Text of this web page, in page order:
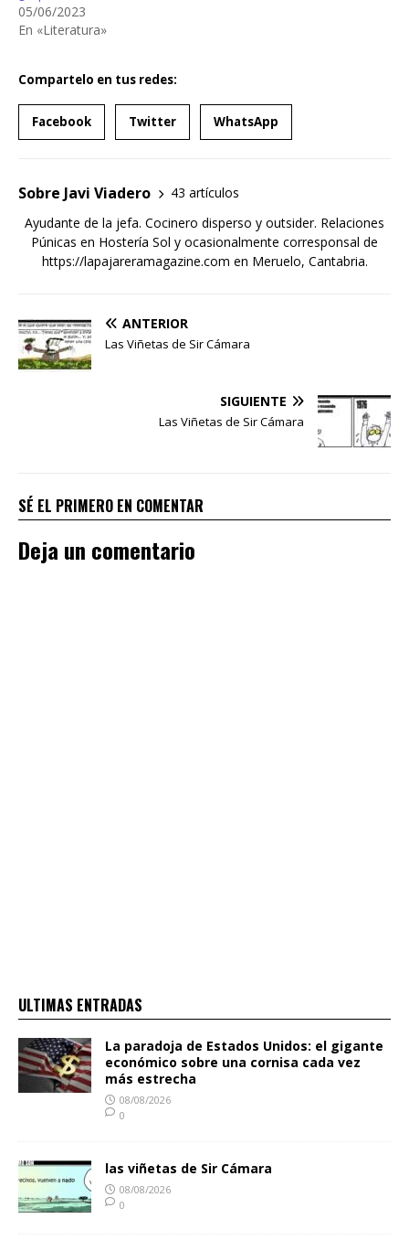
05/06/2023
En «Literatura»
Compartelo en tus redes:
Facebook Twitter WhatsApp
Sobre Javi Viadero
43 artículos
Ayudante de la jefa. Cocinero disperso y outsider. Relaciones
Púnicas en Hostería Sol y ocasionalmente corresponsal de
https://lapajareramagazine.com en Meruelo, Cantabria.
ANTERIOR
Las Viñetas de Sir Cámara
SIGUIENTE
Las Viñetas de Sir Cámara
SÉ EL PRIMERO EN COMENTAR
Deja un comentario
ULTIMAS ENTRADAS
La paradoja de Estados Unidos: el gigante
económico sobre una cornisa cada vez
más estrecha
08/08/2026
0
las viñetas de Sir Cámara
08/08/2026
0